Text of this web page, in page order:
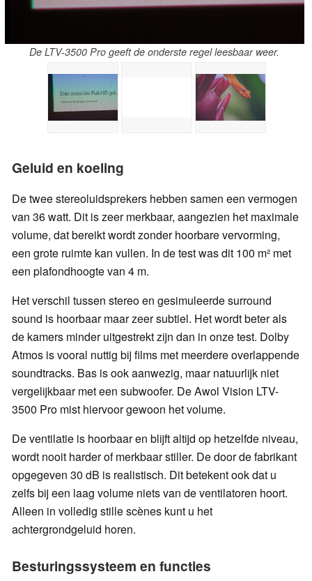
De LTV-3500 Pro geeft de onderste regel leesbaar weer.
Geluid en koeling
De twee stereoluidsprekers hebben samen een vermogen
van 36 watt. Dit is zeer merkbaar, aangezien het maximale
volume, dat bereikt wordt zonder hoorbare vervorming,
een grote ruimte kan vullen. In de test was dit 100 m² met
een plafondhoogte van 4 m.
Het verschil tussen stereo en gesimuleerde surround
sound is hoorbaar maar zeer subtiel. Het wordt beter als
de kamers minder uitgestrekt zijn dan in onze test. Dolby
Atmos is vooral nuttig bij films met meerdere overlappende
soundtracks. Bas is ook aanwezig, maar natuurlijk niet
vergelijkbaar met een subwoofer. De Awol Vision LTV-
3500 Pro mist hiervoor gewoon het volume.
De ventilatie is hoorbaar en blijft altijd op hetzelfde niveau,
wordt nooit harder of merkbaar stiller. De door de fabrikant
opgegeven 30 dB is realistisch. Dit betekent ook dat u
zelfs bij een laag volume niets van de ventilatoren hoort.
Alleen in volledig stille scènes kunt u het
achtergrondgeluid horen.
Besturingssysteem en functies